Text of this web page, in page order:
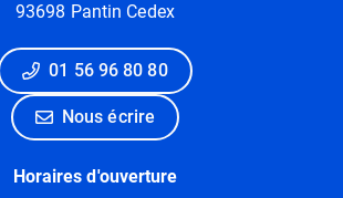
93698 Pantin Cedex
01 56 96 80 80
Nous écrire
Horaires d'ouverture